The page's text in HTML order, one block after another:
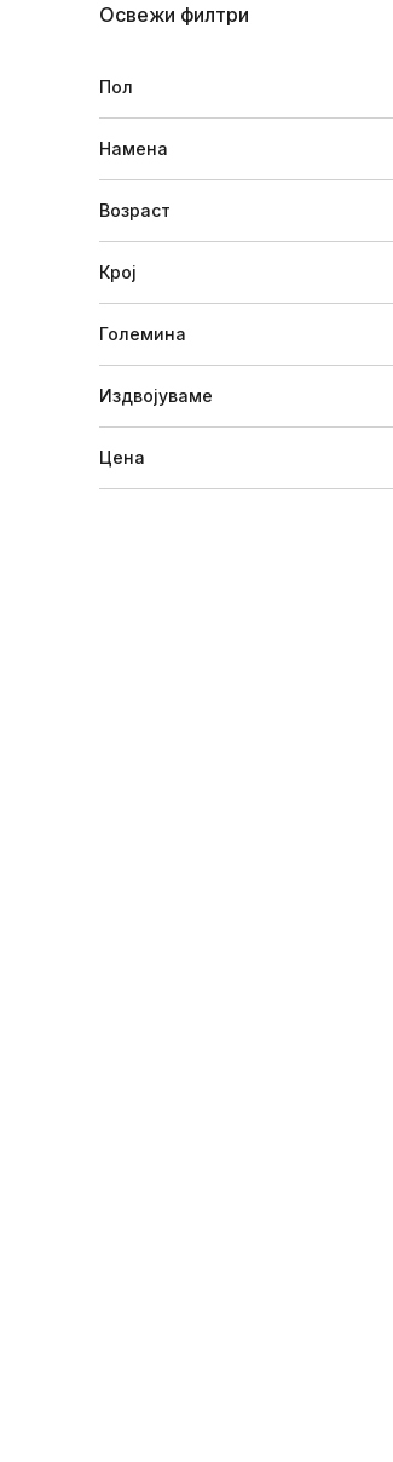
Ракавици(4)
Потник
Сет(1)
Маска(1)
Освежи филтри
Пол
Намена
Возраст
Крој
Големина
Издвојуваме
Цена